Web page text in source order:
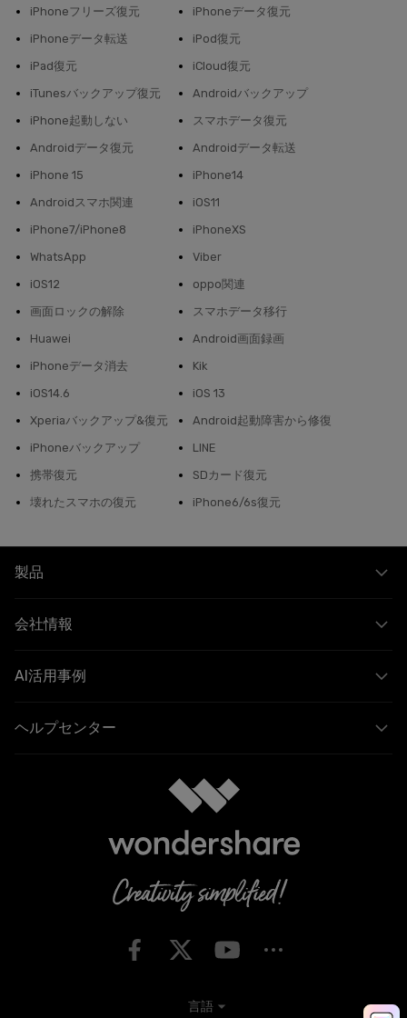
iPhoneフリーズ復元
iPhoneデータ復元
iPhoneデータ転送
iPod復元
iPad復元
iCloud復元
iTunesバックアップ復元
Androidバックアップ
iPhone起動しない
スマホデータ復元
Androidデータ復元
Androidデータ転送
iPhone 15
iPhone14
Androidスマホ関連
iOS11
iPhone7/iPhone8
iPhoneXS
WhatsApp
Viber
iOS12
oppo関連
画面ロックの解除
スマホデータ移行
Huawei
Android画面録画
iPhoneデータ消去
Kik
iOS14.6
iOS 13
Xperiaバックアップ&復元
Android起動障害から修復
iPhoneバックアップ
LINE
携帯復元
SDカード復元
壊れたスマホの復元
iPhone6/6s復元
製品
会社情報
AI活用事例
ヘルプセンター
言語